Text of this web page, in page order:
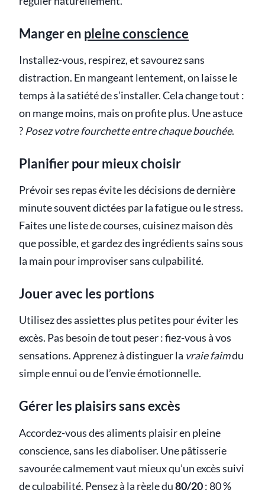
Manger en pleine conscience
Installez-vous, respirez, et savourez sans
distraction. En mangeant lentement, on laisse le
temps à la satiété de s’installer. Cela change tout :
on mange moins, mais on profite plus. Une astuce
? Posez votre fourchette entre chaque bouchée.
Planifier pour mieux choisir
Prévoir ses repas évite les décisions de dernière
minute souvent dictées par la fatigue ou le stress.
Faites une liste de courses, cuisinez maison dès
que possible, et gardez des ingrédients sains sous
la main pour improviser sans culpabilité.
Jouer avec les portions
Utilisez des assiettes plus petites pour éviter les
excès. Pas besoin de tout peser : fiez-vous à vos
sensations. Apprenez à distinguer la vraie faimdu
simple ennui ou de l’envie émotionnelle.
Gérer les plaisirs sans excès
Accordez-vous des aliments plaisir en pleine
conscience, sans les diaboliser. Une pâtisserie
savourée calmement vaut mieux qu’un excès suivi
de culpabilité. Pensez à la règle du80/20: 80 %